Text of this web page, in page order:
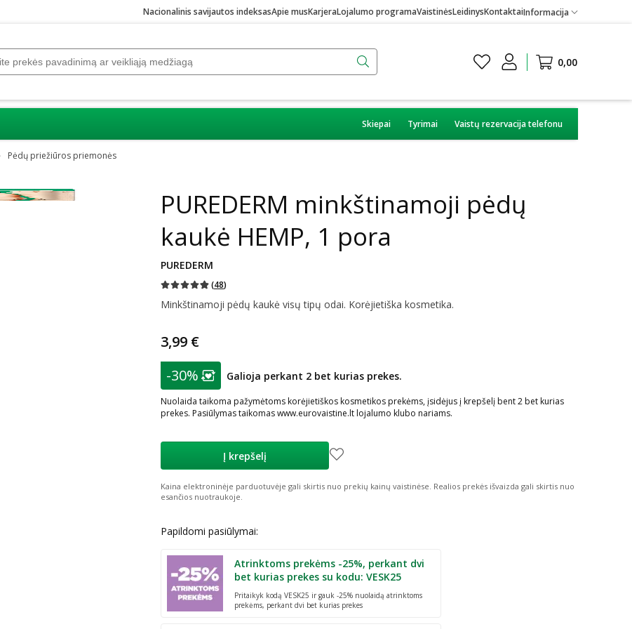
Nacionalinis savijautos indeksasApie musKarjeraLojalumo programaVaistinėsLeidinysKontaktaiInformacija
0,00
Skiepai Tyrimai Vaistų rezervacija telefonu
Pėdų priežiūros priemonės
PUREDERM minkštinamoji pėdų
kaukė HEMP, 1 pora
PUREDERM
(48)
Minkštinamoji pėdų kaukė visų tipų odai. Korėjietiška kosmetika.
3,99 €
patarimas
Lojalumo klubo narių nuolaida:
-30% Galioja perkant 2 bet kurias prekes.
Nuolaida taikoma pažymėtoms korėjietiškos kosmetikos prekėms, įsidėjus į krepšelį bent 2 bet kurias
prekes. Pasiūlymas taikomas www.eurovaistine.lt lojalumo klubo nariams.
Į krepšelį
Kaina elektroninėje parduotuvėje gali skirtis nuo prekių kainų vaistinėse. Realios prekės išvaizda gali skirtis nuo
esančios nuotraukoje.
Papildomi pasiūlymai:
Atrinktoms prekėms -25%, perkant dvi
bet kurias prekes su kodu: VESK25
Pritaikyk kodą VESK25 ir gauk -25% nuolaidą atrinktoms
prekėms, perkant dvi bet kurias prekes